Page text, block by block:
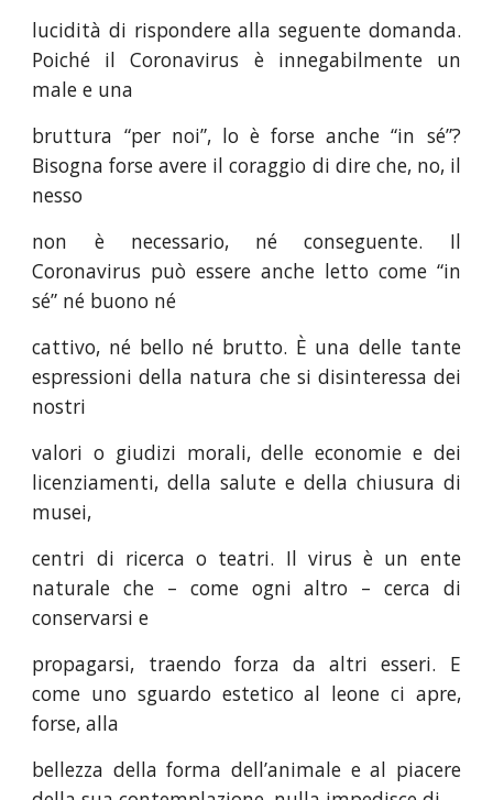
lucidità di rispondere alla seguente domanda.
Poiché il Coronavirus è innegabilmente un
male e una
bruttura “per noi”, lo è forse anche “in sé”?
Bisogna forse avere il coraggio di dire che, no, il
nesso
non è necessario, né conseguente. Il
Coronavirus può essere anche letto come “in
sé” né buono né
cattivo, né bello né brutto. È una delle tante
espressioni della natura che si disinteressa dei
nostri
valori o giudizi morali, delle economie e dei
licenziamenti, della salute e della chiusura di
musei,
centri di ricerca o teatri. Il virus è un ente
naturale che – come ogni altro – cerca di
conservarsi e
propagarsi, traendo forza da altri esseri. E
come uno sguardo estetico al leone ci apre,
forse, alla
bellezza della forma dell’animale e al piacere